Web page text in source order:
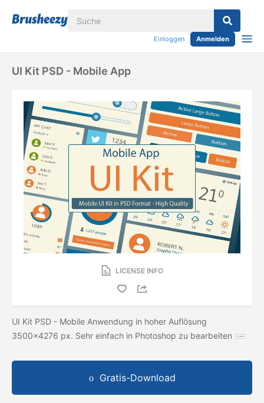
Einloggen Anmelden
UI Kit PSD - Mobile App
LICENSE INFO
UI Kit PSD - Mobile Anwendung in hoher Auflösung
3500x4276 px. Sehr einfach in Photoshop zu bearbeiten
Gratis-Download